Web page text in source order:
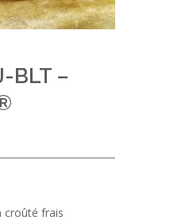
BLT –
croûté frais